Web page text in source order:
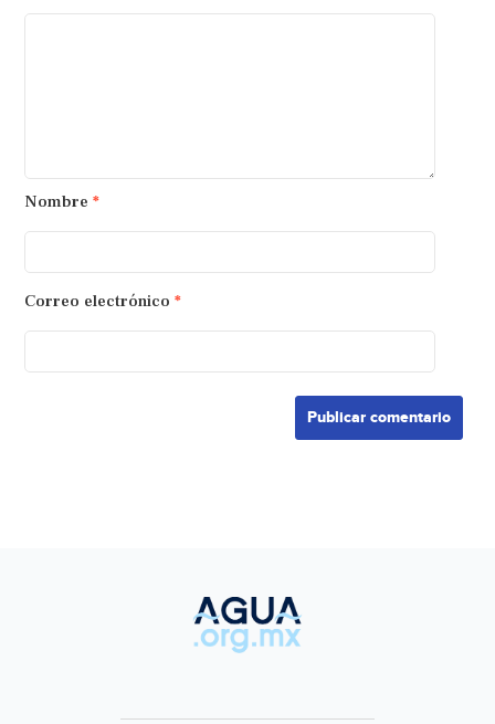
Nombre *
Correo electrónico *